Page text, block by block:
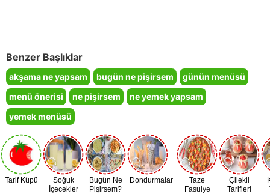
Benzer Başlıklar
akşama ne yapsam bugün ne pişirsem
günün menüsü
menü önerisi
ne pişirsem
ne yemek yapsam
yemek menüsü
Tarif Küpü
Soğuk
İçecekler
Bugün Ne
Pişirsem?
Dondurmalar
Taze
Fasulye
Çilekli
Tarifleri